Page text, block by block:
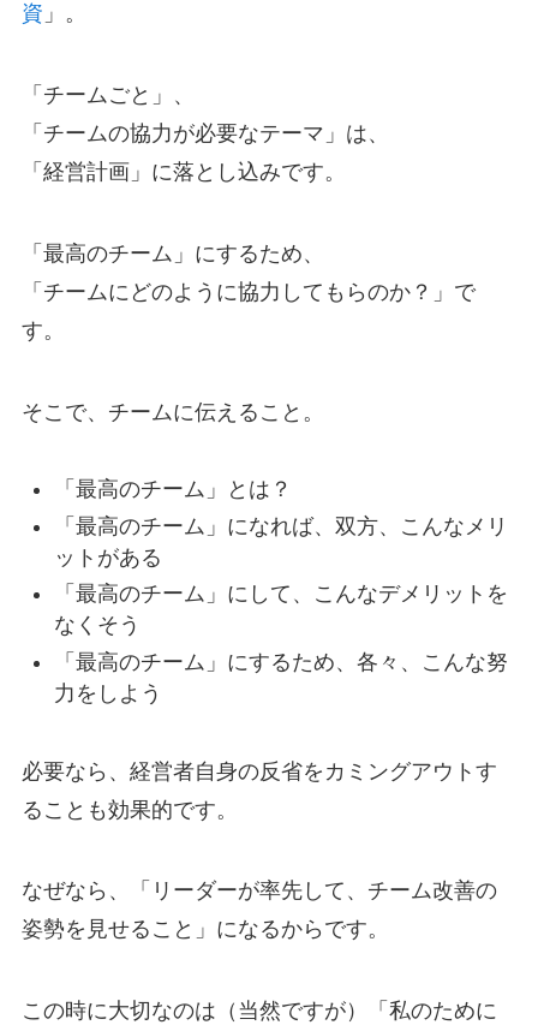
資 」。
「チームごと」、
「チームの協力が必要なテーマ」は、
「経営計画」に落とし込みです。
「最高のチーム」にするため、
「チームにどのように協力してもらのか？」で
す。
そこで、チームに伝えること。
「最高のチーム」とは？
「最高のチーム」になれば、双方、こんなメリ
ットがある
「最高のチーム」にして、こんなデメリットを
なくそう
「最高のチーム」にするため、各々、こんな努
力をしよう
必要なら、経営者自身の反省をカミングアウトす
ることも効果的です。
なぜなら、「リーダーが率先して、チーム改善の
姿勢を見せること」になるからです。
この時に大切なのは（当然ですが）「私のために